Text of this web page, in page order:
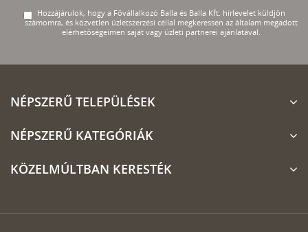
Hozzájárulok, hogy a Fővállalkozó Balla és Balla Kft. hírlevelet küldjön
számomra, és közvetlen üzletszerzési céllal megkeressen az általam megadott
elérhetőségeimen saját vagy üzleti partnerei ajánlatával.
NÉPSZERŰ TELEPÜLÉSEK
NÉPSZERŰ KATEGÓRIÁK
KÖZELMÚLTBAN KERESTÉK